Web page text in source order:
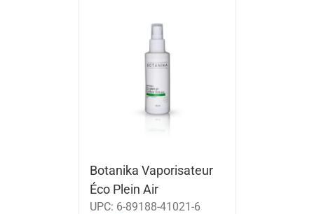
Botanika Vaporisateur
Éco Plein Air
UPC: 6-89188-41021-6